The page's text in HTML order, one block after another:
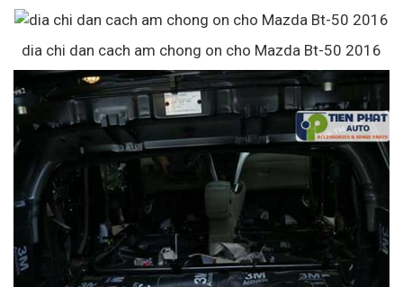
dia chi dan cach am chong on cho Mazda Bt-50 2016